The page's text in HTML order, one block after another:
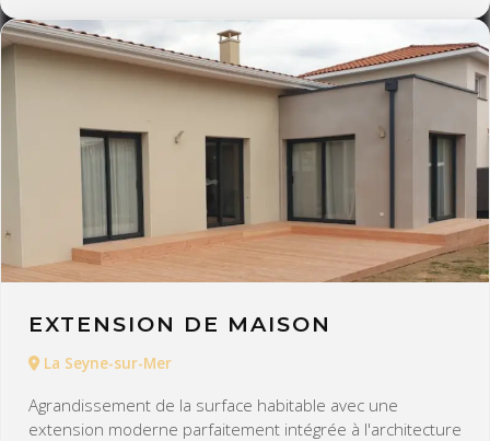
EXTENSION DE MAISON
La Seyne-sur-Mer
Agrandissement de la surface habitable avec une
extension moderne parfaitement intégrée à l'architecture